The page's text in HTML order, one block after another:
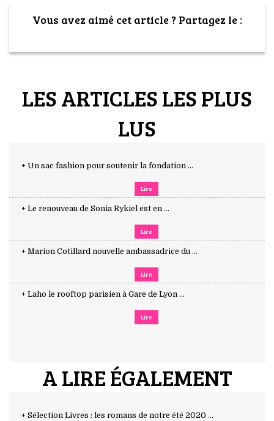
Vous avez aimé cet article ? Partagez le :
LES ARTICLES LES PLUS
LUS
+ Un sac fashion pour soutenir la fondation ...
Lire
+ Le renouveau de Sonia Rykiel est en ...
Lire
+ Marion Cotillard nouvelle ambassadrice du ...
Lire
+ Laho le rooftop parisien à Gare de Lyon ...
Lire
A LIRE ÉGALEMENT
+ Sélection Livres : les romans de notre été 2020 ...